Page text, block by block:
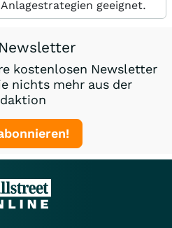
geeignet.
Newsletter
kostenlosen Newsletter
nichts mehr aus der